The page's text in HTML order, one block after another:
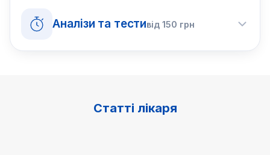
Аналізи та тестивід 150 грн
Статті лікаря